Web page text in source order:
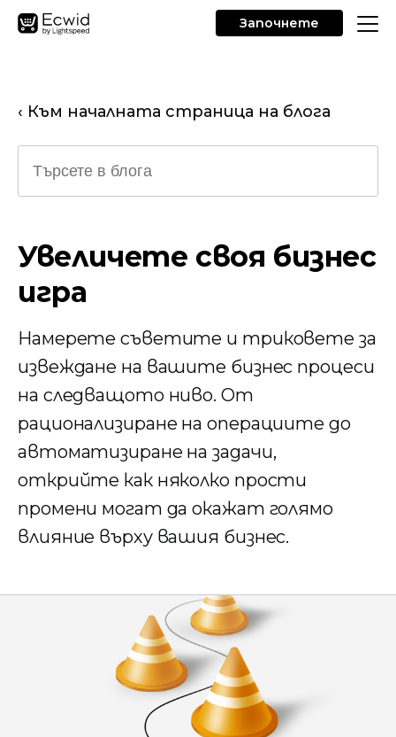
Започнете
‹ Към началната страница на блога
Увеличете своя бизнес
игра
Намерете съветите и триковете за
извеждане на вашите бизнес процеси
на следващото ниво. От
рационализиране на операциите до
автоматизиране на задачи,
открийте как няколко прости
промени могат да окажат голямо
влияние върху вашия бизнес.